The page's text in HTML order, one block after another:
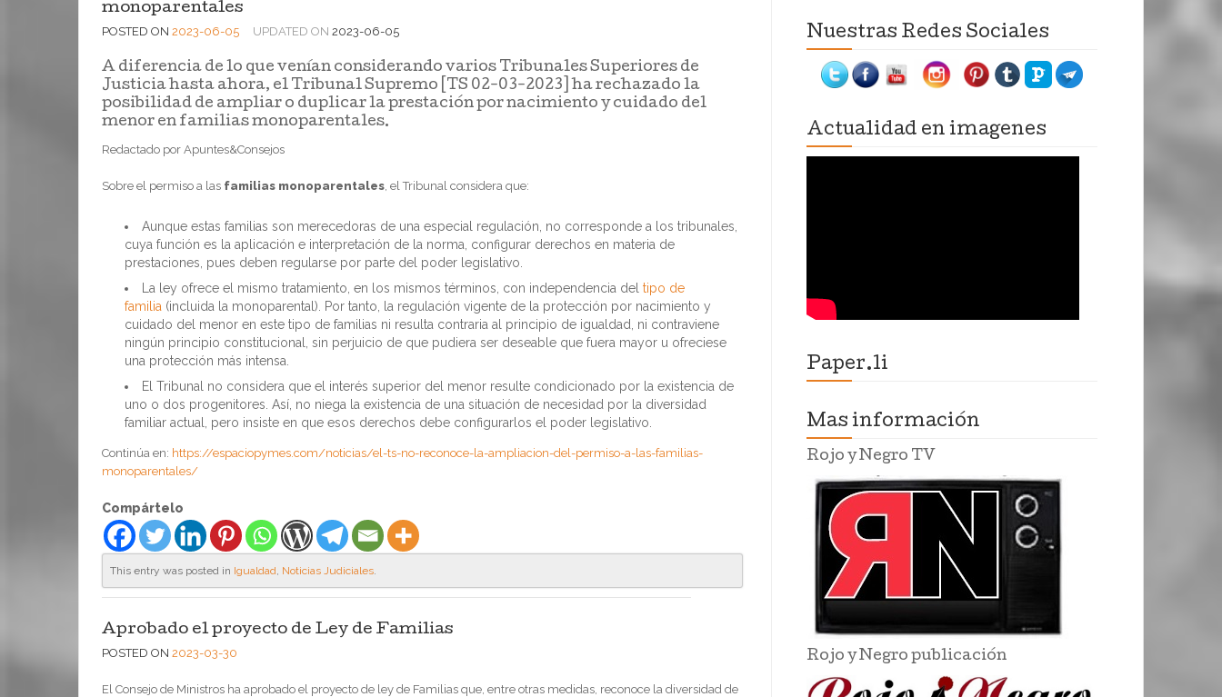
monoparentales
POSTED ON 2023-06-05 UPDATED ON 2023-06-05
A diferencia de lo que venían considerando varios Tribunales Superiores de
Justicia hasta ahora, el Tribunal Supremo [TS 02-03-2023] ha rechazado la
posibilidad de ampliar o duplicar la prestación por nacimiento y cuidado del
menor en familias monoparentales.
Redactado por Apuntes&Consejos
Sobre el permiso a las familias monoparentales, el Tribunal considera que:
Aunque estas familias son merecedoras de una especial regulación, no corresponde a los tribunales,
cuya función es la aplicación e interpretación de la norma, configurar derechos en materia de
prestaciones, pues deben regularse por parte del poder legislativo.
La ley ofrece el mismo tratamiento, en los mismos términos, con independencia del tipo de
familia (incluida la monoparental). Por tanto, la regulación vigente de la protección por nacimiento y
cuidado del menor en este tipo de familias ni resulta contraria al principio de igualdad, ni contraviene
ningún principio constitucional, sin perjuicio de que pudiera ser deseable que fuera mayor u ofreciese
una protección más intensa.
El Tribunal no considera que el interés superior del menor resulte condicionado por la existencia de
uno o dos progenitores. Así, no niega la existencia de una situación de necesidad por la diversidad
familiar actual, pero insiste en que esos derechos debe configurarlos el poder legislativo.
Continúa en: https://espaciopymes.com/noticias/el-ts-no-reconoce-la-ampliacion-del-permiso-a-las-familias-
monoparentales/
Compártelo
This entry was posted in Igualdad, Noticias Judiciales.
Aprobado el proyecto de Ley de Familias
POSTED ON 2023-03-30
El Consejo de Ministros ha aprobado el proyecto de ley de Familias que, entre otras medidas, reconoce la diversidad de
Nuestras Redes Sociales
Actualidad en imagenes
Paper.li
Mas información
Rojo y Negro TV
Rojo y Negro publicación